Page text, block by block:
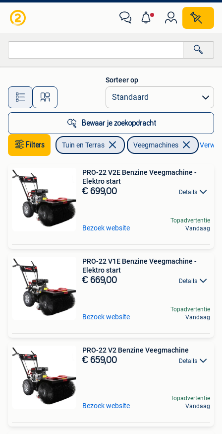
Alle afstanden…
Sorteer op
Bewaar je zoekopdracht
Filters Tuin en Terras Veegmachines
PRO-22 V2E Benzine Veegmachine -
Elektro start
€ 699,00 Details
Bezoek website
Topadvertentie
Vandaag
PRO-22 V1E Benzine Veegmachine -
Elektro start
€ 669,00 Details
Bezoek website
Topadvertentie
Vandaag
PRO-22 V2 Benzine Veegmachine
€ 659,00 Details
Bezoek website
Topadvertentie
Vandaag